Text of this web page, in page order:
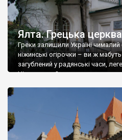
Ялта. Грецька
Греки залишили Україні
ніжинські огірочки – ви ж
загублений у радянські часи,
Ніжин греки?